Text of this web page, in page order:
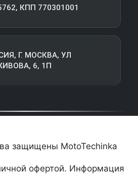
КПП 770301001
Г. МОСКВА, УЛ
6, 1П
защищены MotoTechinka
офертой. Информация